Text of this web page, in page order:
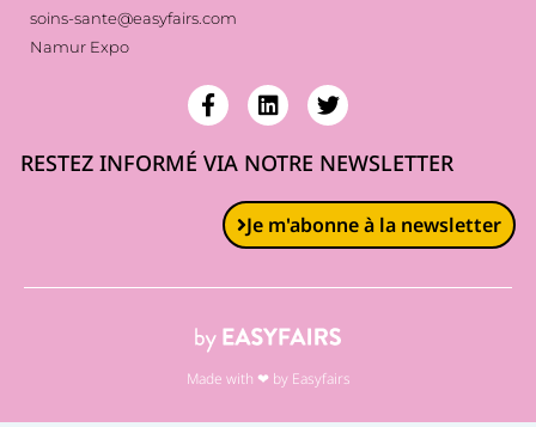
soins-sante@easyfairs.com
Namur Expo
RESTEZ INFORMÉ VIA NOTRE NEWSLETTER
Je m'abonne à la newsletter
Made with ❤ by Easyfairs